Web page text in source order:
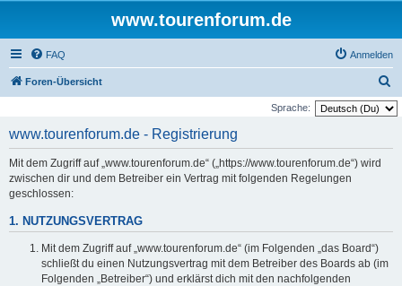
www.tourenforum.de
FAQ Anmelden
Foren-Übersicht
u
Sprache:
www.tourenforum.de - Registrierung
Mit dem Zugriff auf „www.tourenforum.de“ („https://www.tourenforum.de“) wird
zwischen dir und dem Betreiber ein Vertrag mit folgenden Regelungen
geschlossen:
1. NUTZUNGSVERTRAG
Mit dem Zugriff auf „www.tourenforum.de“ (im Folgenden „das Board“)
schließt du einen Nutzungsvertrag mit dem Betreiber des Boards ab (im
Folgenden „Betreiber“) und erklärst dich mit den nachfolgenden